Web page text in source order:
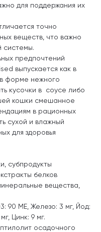
для поддержания их
точно
веществ, что важно
системы.
предпочтений
выпускается как в
форме нежного
кусочки в соусе либо
кошки смешанное
в рационных
сухой и влажный
для здоровья
субпродукты
белков
вещества,
90 ME, Железо: 3 мг, Йод:
Цинк: 9 мг.
осадочного